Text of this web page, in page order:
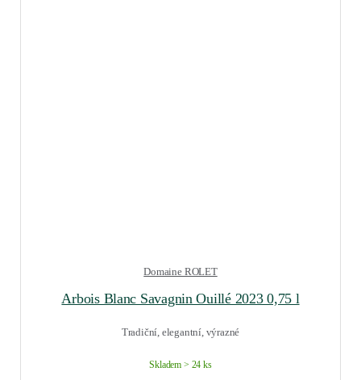
Domaine ROLET
Arbois Blanc Savagnin Ouillé 2023 0,75 l
Tradiční, elegantní, výrazné
Skladem > 24 ks